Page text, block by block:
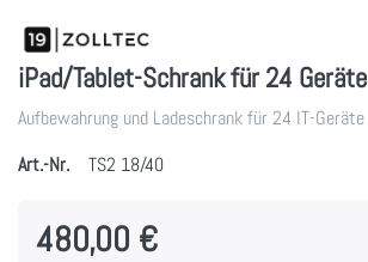
iPad/Tablet-Schrank für 24 Geräte
Aufbewahrung und Ladeschrank für 24 IT-Geräte
Art.-Nr.
TS2 18/40
480,00 €